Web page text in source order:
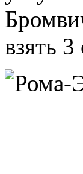
взять